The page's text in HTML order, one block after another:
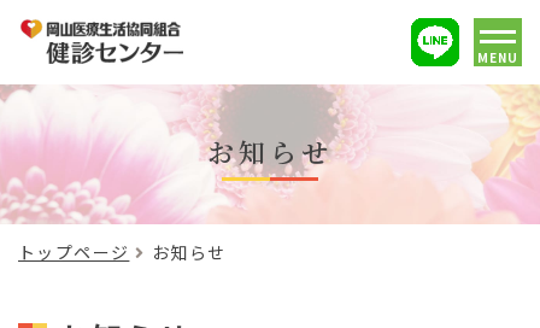
MENU
お知らせ
トップページ お知らせ